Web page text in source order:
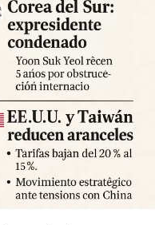
de réplicas
calma y preparar
locales han
damnificados y piden a
y la cooperación con